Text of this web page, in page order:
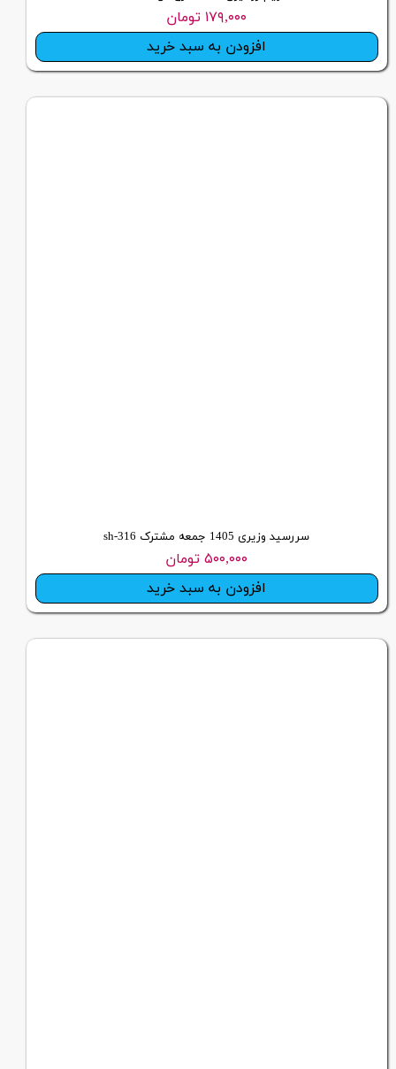
۱۷۹,۰۰۰ تومان
افزودن به سبد خرید
سررسید وزیری 1405 جمعه مشترک sh-316
۵۰۰,۰۰۰ تومان
افزودن به سبد خرید